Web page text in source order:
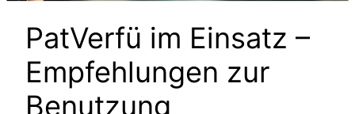
PatVerfü im Einsatz –
Empfehlungen zur
Benutzung